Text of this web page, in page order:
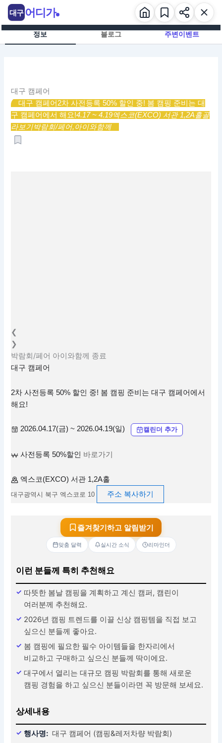
츠
정보 블로그 주변이벤트
대구 캠페어
대구 캠페어2차 사전등록 50% 할인 중! 봄 캠핑 준비는 대
구 캠페어에서 해요!4.17 ~ 4.19엑스코(EXCO) 서관 1,2A홀골
라보기박람회/페어,아이와함께
❮
❯
박람회/페어 아이와함께 종료
대구 캠페어
2차 사전등록 50% 할인 중! 봄 캠핑 준비는 대구 캠페어에서
해요!
2026.04.17(금) ~ 2026.04.19(일) 캘린더 추가
사전등록 50%할인 바로가기
엑스코(EXCO) 서관 1,2A홀
대구광역시 북구 엑스코로 10 주소 복사하기
즐겨찾기하고 알림받기
맞춤 달력 실시간 소식 리마인더
이런 분들께 특히 추천해요
따뜻한 봄날 캠핑을 계획하고 계신 캠퍼, 캠린이
여러분께 추천해요.
2026년 캠핑 트렌드를 이끌 신상 캠핑템을 직접 보고
싶으신 분들께 좋아요.
봄 캠핑에 필요한 필수 아이템들을 한자리에서
비교하고 구매하고 싶으신 분들께 딱이에요.
대구에서 열리는 대규모 캠핑 박람회를 통해 새로운
캠핑 경험을 하고 싶으신 분들이라면 꼭 방문해 보세요.
상세내용
행사명: 대구 캠페어 (캠핑&레저차량 박람회)
대구 어디가